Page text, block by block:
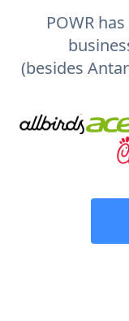
POWR
(besides